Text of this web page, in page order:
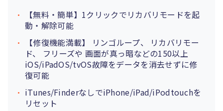
【無料・簡単】1クリックでリカバリモードを起
動・解除可能
【修復機能満載】
リンゴループ、
リカバリモー
ド、 フリーズや 画面が真っ暗などの150以上
iOS/iPadOS/tvOS故障をデータを消去せずに修
復可能
iTunes/FinderなしでiPhone/iPad/iPodtouchを
リセット